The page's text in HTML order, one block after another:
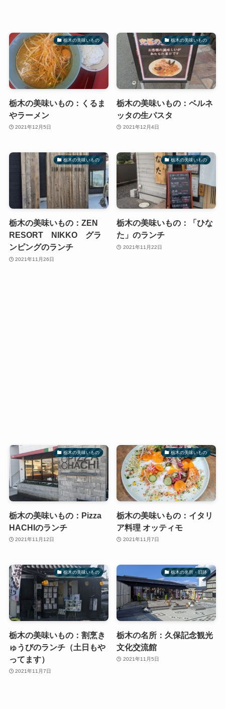
栃木の美味いもの
栃木の美味いもの：くるま
やラーメン
2021年12月5日
栃木の美味いもの
栃木の美味いもの：ベルネ
ッタの生パスタ
2021年12月4日
栃木の美味いもの
栃木の美味いもの：ZEN
RESORT NIKKO グラ
ンピングのランチ
2021年11月26日
栃木の美味いもの
栃木の美味いもの：「ひな
た」のランチ
2021年11月22日
栃木の美味いもの
栃木の美味いもの：Pizza
HACHIのランチ
2021年11月12日
栃木の美味いもの
栃木の美味いもの：イタリ
ア料理 オッティモ
2021年11月7日
栃木の美味いもの
栃木の美味いもの：割烹き
ゅうびのランチ（土日もや
ってます）
2021年11月7日
栃木の名所・旧跡
栃木の名所：久保記念観光
文化交流館
2021年11月5日